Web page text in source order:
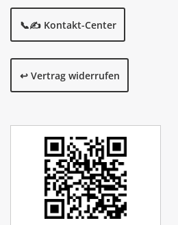
📞✍️ Kontakt-Center
↩️ Vertrag widerrufen